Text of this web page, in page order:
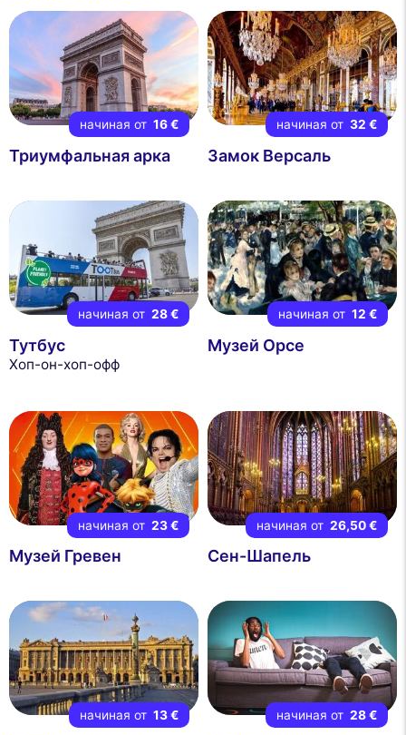
начиная от 16 €
Триумфальная арка
начиная от 32 €
Замок Версаль
начиная от 28 €
Тутбус
Хоп-он-хоп-офф
начиная от 12 €
Музей Орсе
начиная от 23 €
Музей Гревен
начиная от 26,50 €
Сен-Шапель
начиная от 13 € начиная от 28 €